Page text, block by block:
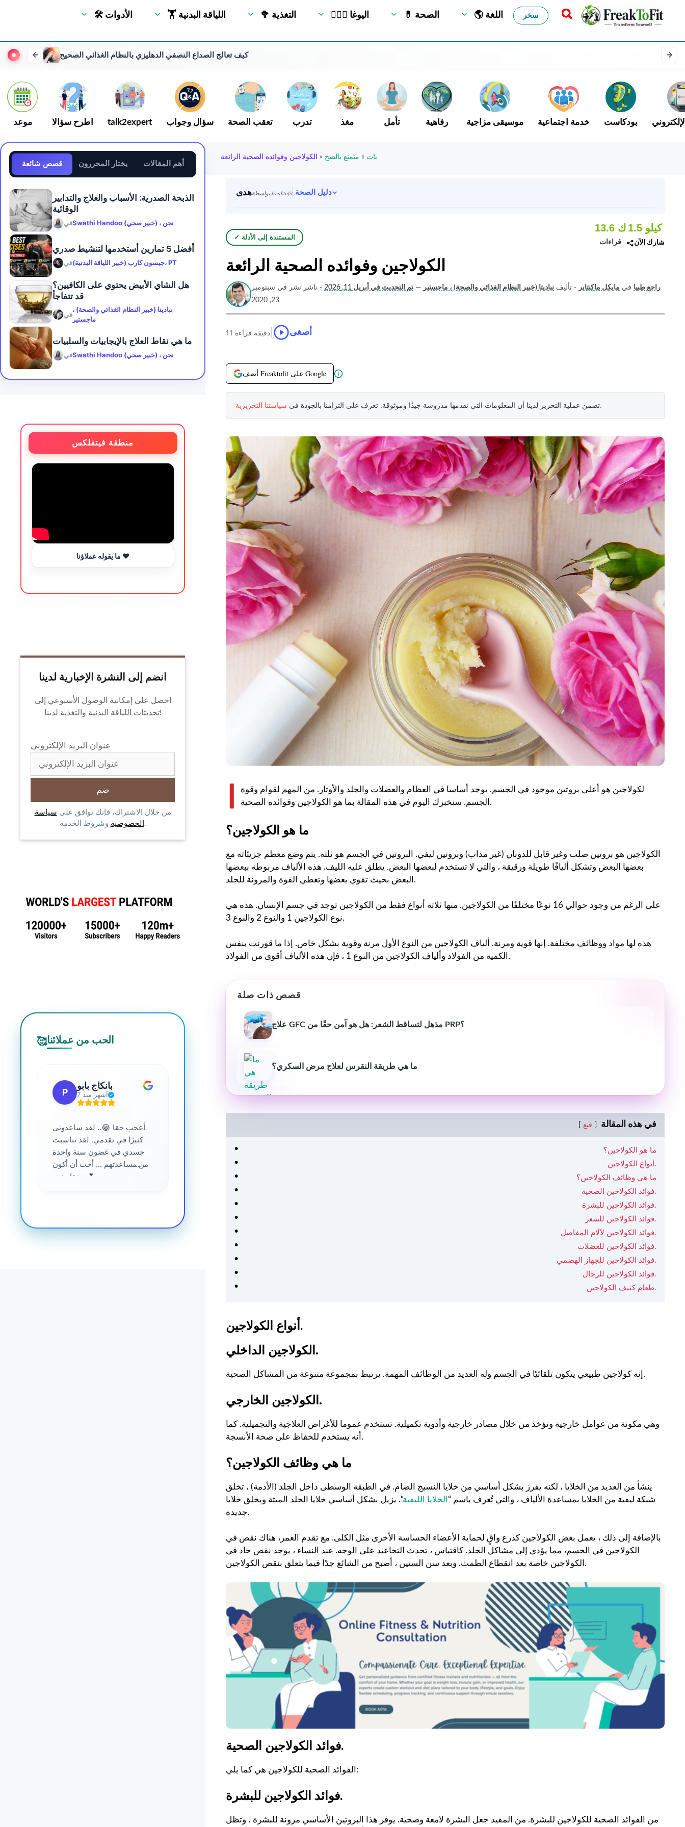
🛠 الأدوات 🏋 اللياقة البدنية 🥦 التغذية 🧘🏻‍♂️ اليوغا 💊 الصحة 🌎 اللغة سخر
كيف تعالج الصداع النصفي الدهليزي بالنظام الغذائي الصحيح
موعد اطرح سؤالا talk2expert سؤال وجواب تعقب الصحة تدرب مغذ تأمل رفاهية موسيقى مزاجية خدمة اجتماعية بودكاست
بات » متمتع بالصح » الكولاجين وفوائده الصحية الرائعة
هدى بواسطة freaktofit دليل الصحة
✓ المستندة إلى الأدلة
13.6 ك
قراءات
1.5 كيلو
شارك الآن
الكولاجين وفوائده الصحية الرائعة
راجع طبيا في مايكل ماكنتاير - تأليف نباديتا (خبير النظام الغذائي والصحة) ، ماجستير — تم التحديث في أبريل 11, 2026
- ناشر نشر في سبتومبر
23, 2020
11 دقيقة قراءة أصغى
أضف Freaktofit على Google
تضمن عملية التحرير لدينا أن المعلومات التي نقدمها مدروسة جيدًا وموثوقة. تعرف على التزامنا بالجودة في سياستنا التحريرية
لكولاجين هو أعلى بروتين موجود في الجسم. يوجد أساسا في العظام والعضلات والجلد والأوتار. من المهم لقوام وقوة
الجسم. سنخبرك اليوم في هذه المقالة بما هو الكولاجين وفوائده الصحية.
ما هو الكولاجين؟
الكولاجين هو بروتين صلب وغير قابل للذوبان (غير مذاب) وبروتين ليفي. البروتين في الجسم هو ثلثه. يتم وضع معظم جزيئاته مع
بعضها البعض وتشكل أليافًا طويلة ورقيقة ، والتي لا تستخدم لبعضها البعض. يطلق عليه الليف. هذه الألياف مربوطة ببعضها
البعض بحيث تقوي بعضها وتعطي القوة والمرونة للجلد.
على الرغم من وجود حوالي 16 نوعًا مختلفًا من الكولاجين. منها ثلاثة أنواع فقط من الكولاجين توجد في جسم الإنسان. هذه هي
نوع الكولاجين 1 والنوع 2 والنوع 3.
هذه لها مواد ووظائف مختلفة. إنها قوية ومرنة. ألياف الكولاجين من النوع الأول مرنة وقوية بشكل خاص. إذا ما قورنت بنفس
الكمية من الفولاذ وألياف الكولاجين من النوع 1 ، فإن هذه الألياف أقوى من الفولاذ.
قصص ذات صلة
علاج GFC مذهل لتساقط الشعر: هل هو آمن حقًا من PRP؟
ما هي طريقة النقرس لعلاج مرض السكري؟
في هذه المقالة قنع
ما هو الكولاجين؟
أنواع الكولاجين.
ما هي وظائف الكولاجين؟
فوائد الكولاجين الصحية.
فوائد الكولاجين للبشرة.
فوائد الكولاجين للشعر.
فوائد الكولاجين لآلام المفاصل.
فوائد الكولاجين للعضلات.
فوائد الكولاجين للجهاز الهضمي.
فوائد الكولاجين للرجال.
طعام كثيف الكولاجين.
أنواع الكولاجين.
الكولاجين الداخلي .
إنه كولاجين طبيعي يتكون تلقائيًا في الجسم وله العديد من الوظائف المهمة. يرتبط بمجموعة متنوعة من المشاكل الصحية.
الكولاجين الخارجي .
وهي مكونة من عوامل خارجية وتؤخذ من خلال مصادر خارجية وأدوية تكميلية. تستخدم عموما للأغراض العلاجية والتجميلية. كما
أنه يستخدم للحفاظ على صحة الأنسجة.
ما هي وظائف الكولاجين؟
ينشأ من العديد من الخلايا ، لكنه يفرز بشكل أساسي من خلايا النسيج الضام. في الطبقة الوسطى داخل الجلد (الأدمة) ، تخلق
شبكة ليفية من الخلايا بمساعدة الألياف ، والتي تُعرف باسم “ الخلايا الليفية“. يزيل بشكل أساسي خلايا الجلد الميتة ويخلق خلايا
جديدة.
بالإضافة إلى ذلك ، يعمل بعض الكولاجين كدرع واقٍ لحماية الأعضاء الحساسة الأخرى مثل الكلى. مع تقدم العمر، هناك نقص في
الكولاجين في الجسم، مما يؤدي إلى مشاكل الجلد. كاقتباس ، تحدث التجاعيد على الوجه. عند النساء ، يوجد نقص حاد في
الكولاجين خاصة بعد انقطاع الطمث. وبعد سن الستين ، أصبح من الشائع جدًا فيما يتعلق بنقص الكولاجين.
فوائد الكولاجين الصحية.
الفوائد الصحية للكولاجين هي كما يلي:
فوائد الكولاجين للبشرة.
من الفوائد الصحية للكولاجين للبشرة. من المفيد جعل البشرة لامعة وصحية. يوفر هذا البروتين الأساسي مرونة للبشرة ، وتظل
قصص شائعة يختار المحررون أهم المقالات
الذبحة الصدرية: الأسباب والعلاج والتدابير
الوقائية
في Swathi Handoo (خبير صحي) ، نحن
أفضل 5 تمارين أستخدمها لتنشيط صدري
في جيسون كارب (خبير اللياقة البدنية)، PT
هل الشاي الأبيض يحتوي على الكافيين؟
قد تتفاجأ
في
نباديتا (خبير النظام الغذائي والصحة) ،
ماجستير
ما هي نقاط العلاج بالإيجابيات والسلبيات
في Swathi Handoo (خبير صحي) ، نحن
منطقة فيتفلكس
ما يقوله عملاؤنا ❤️ الوقت المناسب لممارسة التمارين 🔥 تمارين القلب أو الوزن 🌙
انضم إلى النشرة الإخبارية لدينا
احصل على إمكانية الوصول الأسبوعي إلى
تحديثات اللياقة البدنية والتغذية لدينا!
عنوان البريد الإلكتروني
من خلال الاشتراك، فإنك توافق على سياسة
الخصوصية وشروط الخدمة.
🥰الحب من عملائنا
P
بانكاج بابو
7 أشهر منذ
أعجب حقا 😂.. لقد ساعدوني
كثيرًا في تقدمي. لقد تناسبت
جسدي في غضون سنة واحدة
من مساعدتهم ... أحب أن أكون
جزءا منهم 💕
سانجاميش جي
منذ 3 أشهر P قبل عام
البدنية هذا أسلوب حياتي حقًا.